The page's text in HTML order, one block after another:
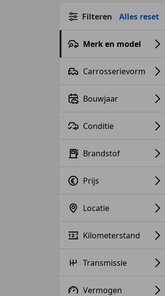
Filteren Alles reset
Merk en model
Carrosserievorm
Bouwjaar
Conditie
Brandstof
Prijs
Locatie
Kilometerstand
Transmissie
Vermogen